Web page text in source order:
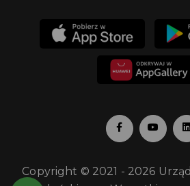
Copyright © 2021 - 2026